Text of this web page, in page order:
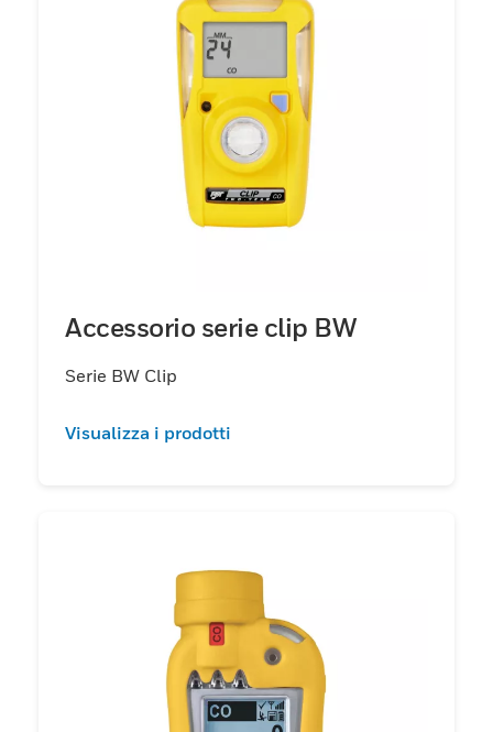
Accessorio serie clip BW
Serie BW Clip
Visualizza i prodotti